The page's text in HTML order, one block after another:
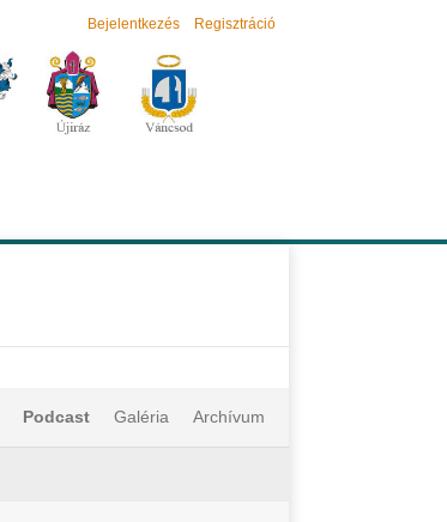
Bejelentkezés Regisztráció
Podcast Galéria Archívum